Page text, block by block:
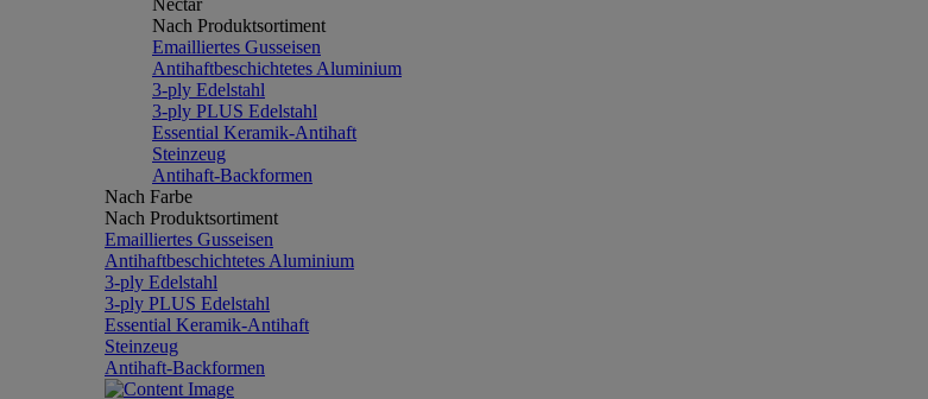
Nectar
Nach Produktsortiment
Emailliertes Gusseisen
Antihaftbeschichtetes Aluminium
3-ply Edelstahl
3-ply PLUS Edelstahl
Essential Keramik-Antihaft
Steinzeug
Antihaft-Backformen
Nach Farbe
Nach Produktsortiment
Emailliertes Gusseisen
Antihaftbeschichtetes Aluminium
3-ply Edelstahl
3-ply PLUS Edelstahl
Essential Keramik-Antihaft
Steinzeug
Antihaft-Backformen